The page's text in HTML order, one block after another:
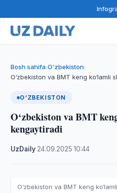
Bosh sahifa›O‘zbekiston›
O‘zbekiston va BMT keng ko‘lamli
O‘ZBEKISTON
O‘zbekiston va BMT
kengaytiradi
UzDaily 24.09.2025 ·10:44
O‘zbekiston va BMT keng